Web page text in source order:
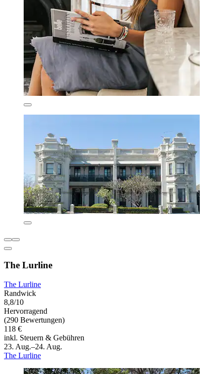
The Lurline
The Lurline
Randwick
8,8/10
Hervorragend
(290 Bewertungen)
118 €
inkl. Steuern & Gebühren
23. Aug.–24. Aug.
The Lurline